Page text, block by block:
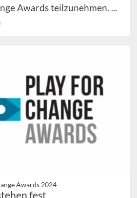
Awards teilzunehmen. ...
Awards 2024
fest